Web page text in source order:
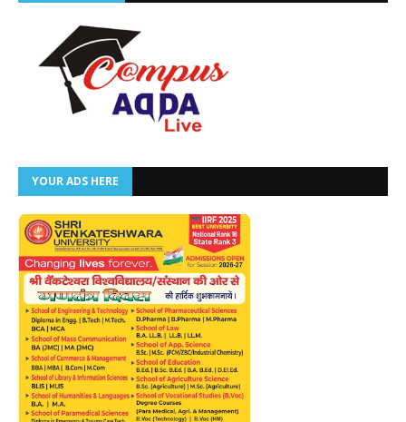
YOUR ADS HERE